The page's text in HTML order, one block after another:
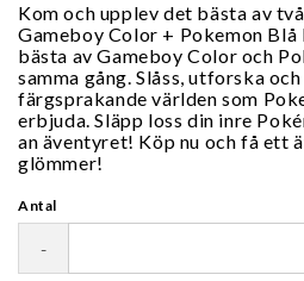
Kom och upplev det bästa av
Gameboy Color + Pokemon Blå
bästa av Gameboy Color och
samma gång. Slåss, utforska
färgsprakande världen som
erbjuda. Släpp loss din inre
an äventyret! Köp nu och få ett
glömmer!
Antal
-